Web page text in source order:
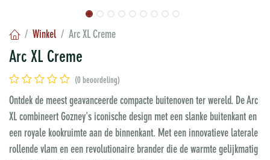
Winkel Arc XL Creme
Arc XL Creme
(0 beoordeling)
Ontdek de meest geavanceerde compacte buitenoven ter wereld. De Arc
XL combineert Gozney's iconische design met een slanke buitenkant en
een royale kookruimte aan de binnenkant. Met een innovatieve laterale
rollende vlam en een revolutionaire brander die de warmte gelijkmatig